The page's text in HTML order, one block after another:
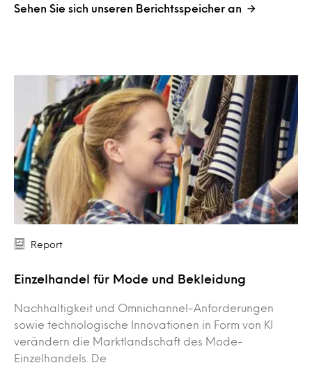
Sehen Sie sich unseren Berichtsspeicher an
Report
Einzelhandel für Mode und Bekleidung
Nachhaltigkeit und Omnichannel-Anforderungen
sowie technologische Innovationen in Form von KI
verändern die Marktlandschaft des Mode-
Einzelhandels. De